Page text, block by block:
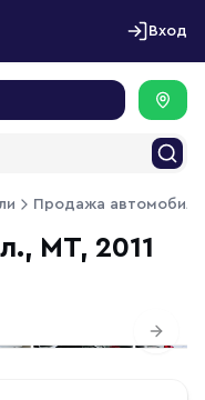
Вход
Продажа
МТ, 2011
Next